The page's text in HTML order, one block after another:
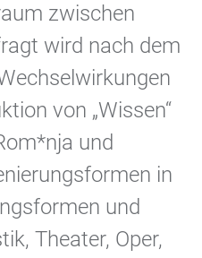
zwischen
wird nach dem
von „Wissen“
und
in
und
Theater, Oper,